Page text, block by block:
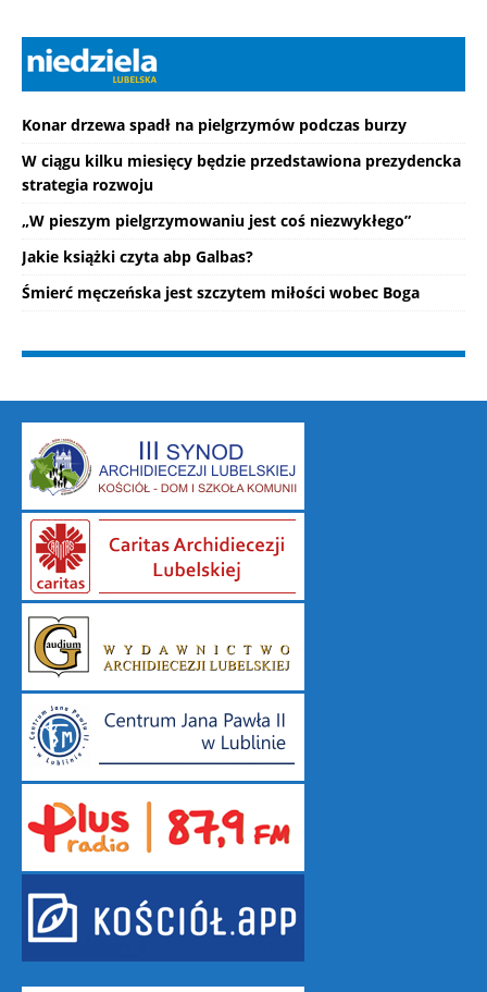
Konar drzewa spadł na pielgrzymów podczas burzy
W ciągu kilku miesięcy będzie przedstawiona prezydencka
strategia rozwoju
„W pieszym pielgrzymowaniu jest coś niezwykłego”
Jakie książki czyta abp Galbas?
Śmierć męczeńska jest szczytem miłości wobec Boga